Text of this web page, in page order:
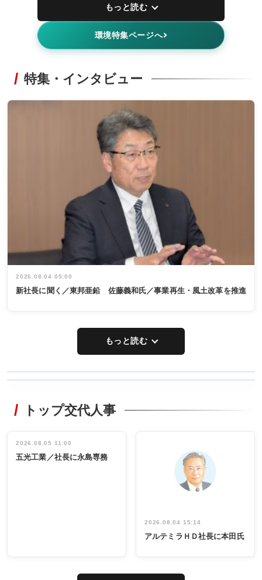
もっと読む
環境特集ページへ
特集・インタビュー
2026.08.04 05:00
新社長に聞く／東邦亜鉛 佐藤義和氏／事業再生・風土改革を推進
もっと読む
非鉄業界で
インタビュ
ー／社内ア
タックトレー
祝う 業界関
係者ら220人
出席
トップ交代人事
2026.08.05 11:00
五光工業／社長に永島専務
2026.08.04 15:14
アルテミラＨＤ社長に本田氏